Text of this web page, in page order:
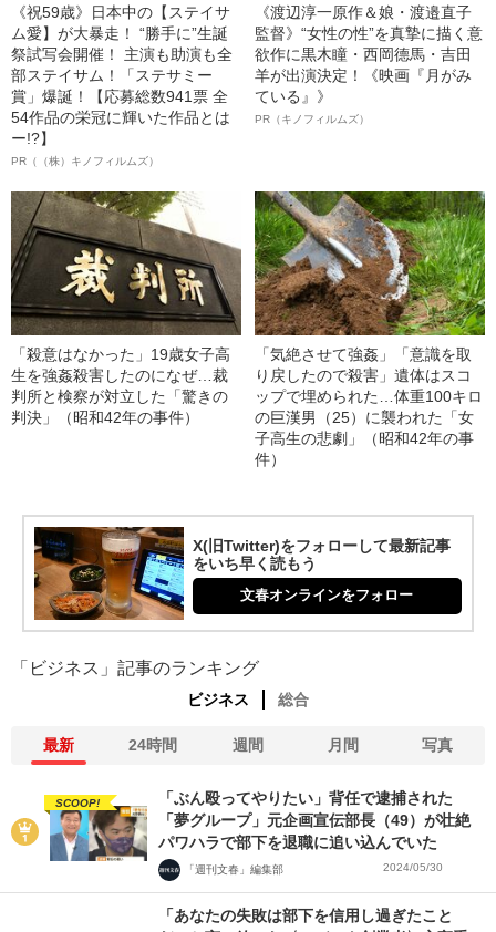
《祝59歳》日本中の【ステイサ
ム愛】が大暴走！ “勝手に”生誕
祭試写会開催！ 主演も助演も全
部ステイサム！「ステサミー
賞」爆誕！【応募総数941票 全
54作品の栄冠に輝いた作品とは
ー!?】
PR（（株）キノフィルムズ）
《渡辺淳一原作＆娘・渡邉直子
監督》“女性の性”を真摯に描く意
欲作に黒木瞳・西岡德馬・吉田
羊が出演決定！《映画『月がみ
ている』》
PR（キノフィルムズ）
「殺意はなかった」19歳女子高
生を強姦殺害したのになぜ…裁
判所と検察が対立した「驚きの
判決」（昭和42年の事件）
「気絶させて強姦」「意識を取
り戻したので殺害」遺体はスコ
ップで埋められた…体重100キロ
の巨漢男（25）に襲われた「女
子高生の悲劇」（昭和42年の事
件）
X(旧Twitter)をフォローして最新記事
をいち早く読もう
文春オンラインをフォロー
「ビジネス」記事のランキング
ビジネス 総合
最新 24時間 週間 月間 写真
SCOOP!
「ぶん殴ってやりたい」背任で逮捕された
「夢グループ」元企画宣伝部長（49）が壮絶
パワハラで部下を退職に追い込んでいた
「週刊文春」編集部 2024/05/30
「あなたの失敗は部下を信用し過ぎたこと